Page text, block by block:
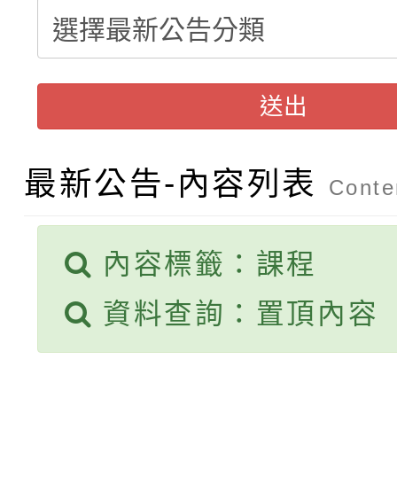
結果(第12招)
賽及師生本土語及新住
賽實施要點
轉知：「桃園市115學
比賽實施要點」
轉知：「115年金融知
動辦法」
轉知臺中市政府政風處
城市手牽手，綠能透明
畫影片一案
轉知：「115學年度全
劇比賽實施要點」及修
表
轉知：桃園市115年度
敬師藝文競賽』實施計
【甄選結果(第11招)】
學年度第1學期第7次代
【甄選結果(第3招)】
送出
最新公告-內容列表
內容標籤：課程
資料查詢：置頂內容